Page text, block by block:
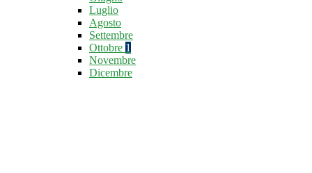
Luglio
Agosto
Settembre
Ottobre 1
Novembre
Dicembre